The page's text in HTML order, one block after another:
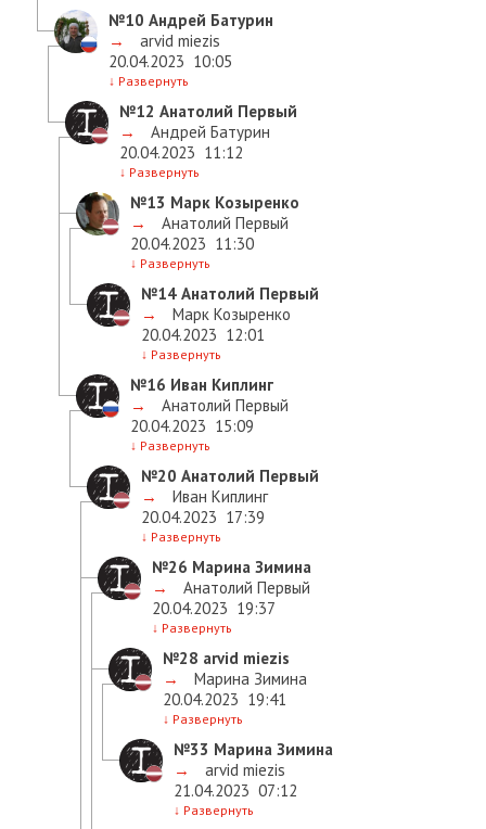
№10 Андрей Батурин
→
arvid miezis
20.04.2023 10:05
↓ Развернуть
№12 Анатолий Первый
→
Андрей Батурин
20.04.2023 11:12
↓ Развернуть
№13 Марк Козыренко
→
Анатолий Первый
20.04.2023 11:30
↓ Развернуть
№14 Анатолий Первый
→
Марк Козыренко
20.04.2023 12:01
↓ Развернуть
№16 Иван Киплинг
→
Анатолий Первый
20.04.2023 15:09
↓ Развернуть
№20 Анатолий Первый
→
Иван Киплинг
20.04.2023 17:39
↓ Развернуть
№26 Марина Зимина
→
Анатолий Первый
20.04.2023 19:37
↓ Развернуть
№28 arvid miezis
→
Марина Зимина
20.04.2023 19:41
↓ Развернуть
№33 Марина Зимина
→
arvid miezis
21.04.2023 07:12
↓ Развернуть